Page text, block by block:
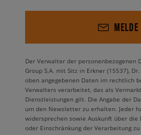
Der Verwalter der personenbezogenen
Group S.A. mit Sitz in Erkner (15537),
oben angegebenen Daten im rechtlich
Verwalters verarbeitet, das als
Dienstleistungen gilt. Die Angabe der
um den Newsletter zu erhalten. Jeder
widersprechen sowie Auskunft über die
oder Einschränkung der Verarbeitung